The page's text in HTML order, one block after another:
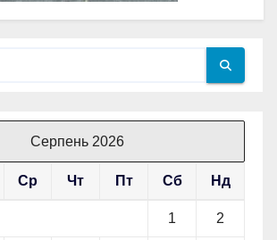
Серпень 2026
Ср Чт Пт Сб Нд
1 2